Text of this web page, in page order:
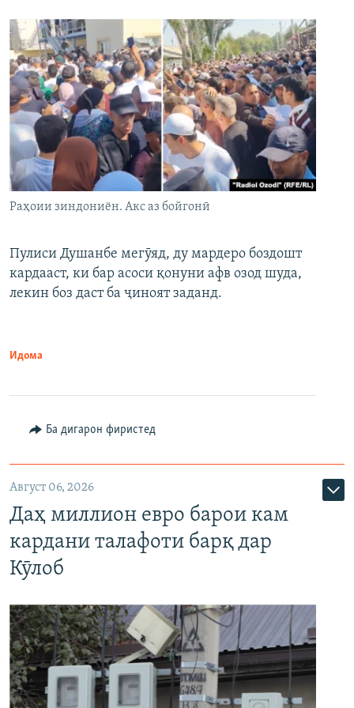
Раҳоии зиндониён. Акс аз бойгонӣ
Пулиси Душанбе мегӯяд, ду мардеро боздошт
кардааст, ки бар асоси қонуни афв озод шуда,
лекин боз даст ба ҷиноят заданд.
Идома
Ба дигарон фиристед
Август 06, 2026
Даҳ миллион евро барои кам
кардани талафоти барқ дар
Кӯлоб